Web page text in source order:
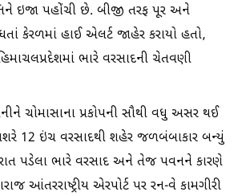
ઇજા પહોંચી છે. બીજી તરફ પૂર અને
કેરળમાં હાઈ એલર્ટ જાહેર કરાયો હતો,
ભારે વરસાદની ચેતવણી
ચોમાસાના પ્રકોપની સૌથી વધુ અસર થઈ
12 ઇંચ વરસાદથી શહેર જળબંબાકાર બન્યું
પડેલા ભારે વરસાદ અને તેજ પવનને કારણે
આંતરરાષ્ટ્રીય એરપોર્ટ પર રન-વે કામગીરી